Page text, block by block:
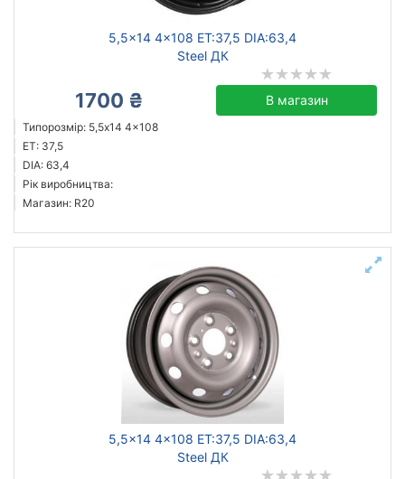
5,5x14 4x108 ET:37,5 DIA:63,4
Steel ДК
1700 ₴ В магазин
Типорозмір: 5,5x14 4x108
ET: 37,5
DIA: 63,4
Рік виробництва:
Магазин: R20
5,5x14 4x108 ET:37,5 DIA:63,4
Steel ДК